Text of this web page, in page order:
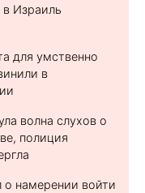
в Израиль
для умственно
в
волна слухов о
полиция
о намерении войти